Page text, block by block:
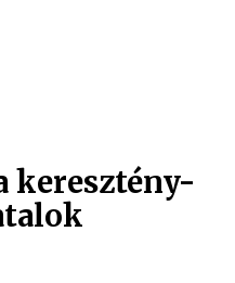
keresztény-